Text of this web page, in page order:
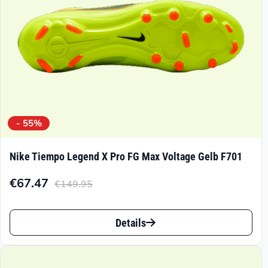
Produktseite
gewählt
werden
- 55%
Nike Tiempo Legend X Pro FG Max Voltage Gelb F701
€149.95
Ursprünglicher
Preis
€149.95
€67.47
Aktueller
Preis
€67.47.
Dieses
Produkt
Details